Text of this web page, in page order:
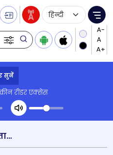
Language
सुनें
रीडर एक्सेस
Transcript summary
प्ले ऑडियो
वित्‍तमंत्री निर्मला सीतारामन ने आम बजट में कुछ राज्‍यों के साथ भेदभाव बरतने के आरोप को खारिज किया